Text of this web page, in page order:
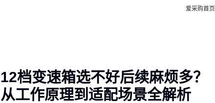
爱采购首页
12档变速箱选不好后续麻烦多？
从工作原理到适配场景全解析